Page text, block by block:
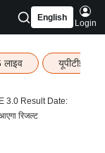
English
Login
लाइव यूपीटीईटी
3.0 Result Date:
रिजल्ट